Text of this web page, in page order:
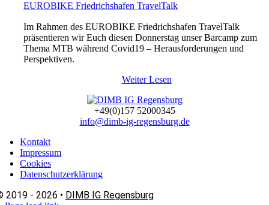
EUROBIKE Friedrichshafen TravelTalk
Im Rahmen des EUROBIKE Friedrichshafen TravelTalk
präsentieren wir Euch diesen Donnerstag unser Barcamp zum
Thema MTB während Covid19 – Herausforderungen und
Perspektiven.
Weiter Lesen
+49(0)157 52000345
info@dimb-ig-regensburg.de
Kontakt
Impressum
Cookies
Datenschutzerklärung
2019 - 2026 • DIMB IG Regensburg